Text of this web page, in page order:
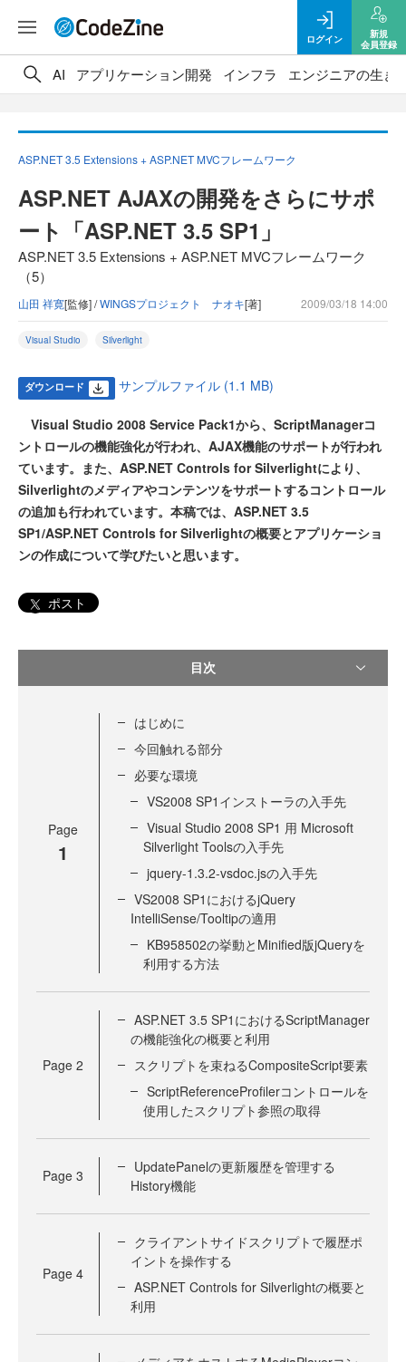
ログイン
新規
会員登録
AI アプリケーション開発 インフラ エンジニアの生き
ASP.NET 3.5 Extensions + ASP.NET MVCフレームワーク
ASP.NET AJAXの開発をさらにサポ
ート「ASP.NET 3.5 SP1」
ASP.NET 3.5 Extensions + ASP.NET MVCフレームワーク
（5）
山田 祥寛[監修] /WINGSプロジェクト ナオキ[著] 2009/03/18 14:00
Visual Studio Silverlight
ダウンロード サンプルファイル (1.1 MB)
Visual Studio 2008 Service Pack1から、ScriptManagerコ
ントロールの機能強化が行われ、AJAX機能のサポートが行われ
ています。また、ASP.NET Controls for Silverlightにより、
Silverlightのメディアやコンテンツをサポートするコントロール
の追加も行われています。本稿では、ASP.NET 3.5
SP1/ASP.NET Controls for Silverlightの概要とアプリケーショ
ンの作成について学びたいと思います。
ポスト
目次
Page
1
はじめに
今回触れる部分
必要な環境
VS2008 SP1インストーラの入手先
Visual Studio 2008 SP1 用 Microsoft
Silverlight Toolsの入手先
jquery-1.3.2-vsdoc.jsの入手先
VS2008 SP1におけるjQuery
IntelliSense/Tooltipの適用
KB958502の挙動とMinified版jQueryを
利用する方法
Page 2
ASP.NET 3.5 SP1におけるScriptManager
の機能強化の概要と利用
スクリプトを束ねるCompositeScript要素
ScriptReferenceProfilerコントロールを
使用したスクリプト参照の取得
Page 3
UpdatePanelの更新履歴を管理する
History機能
Page 4
クライアントサイドスクリプトで履歴ポ
イントを操作する
ASP.NET Controls for Silverlightの概要と
利用